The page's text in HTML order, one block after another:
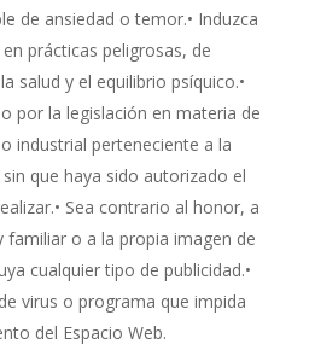
de ansiedad o temor.• Induzca
prácticas peligrosas, de
salud y el equilibrio psíquico.•
por la legislación en materia de
industrial perteneciente a la
que haya sido autorizado el
Sea contrario al honor, a
familiar o a la propia imagen de
cualquier tipo de publicidad.•
virus o programa que impida
del Espacio Web.